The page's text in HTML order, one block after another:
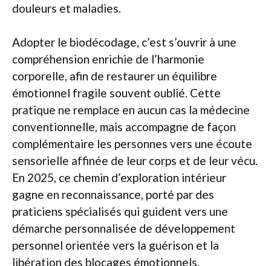
douleurs et maladies.
Adopter le biodécodage, c’est s’ouvrir à une
compréhension enrichie de l’harmonie
corporelle, afin de restaurer un équilibre
émotionnel fragile souvent oublié. Cette
pratique ne remplace en aucun cas la médecine
conventionnelle, mais accompagne de façon
complémentaire les personnes vers une écoute
sensorielle affinée de leur corps et de leur vécu.
En 2025, ce chemin d’exploration intérieur
gagne en reconnaissance, porté par des
praticiens spécialisés qui guident vers une
démarche personnalisée de développement
personnel orientée vers la guérison et la
libération des blocages émotionnels.